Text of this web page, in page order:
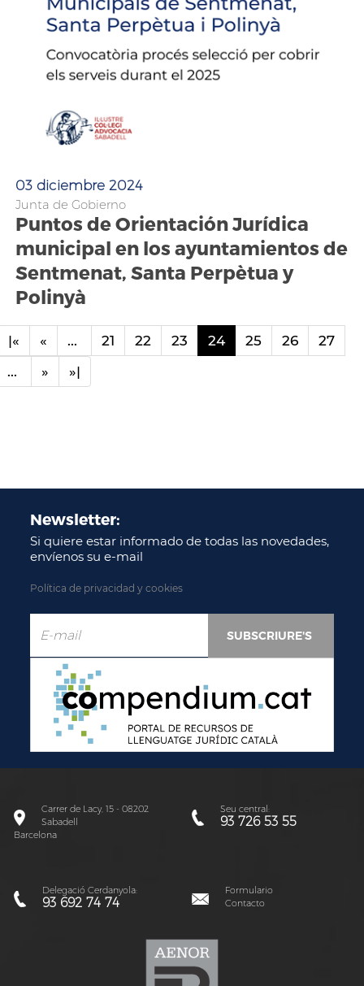
03 diciembre 2024
Junta de Gobierno
Puntos de Orientación Jurídica
municipal en los ayuntamientos de
Sentmenat, Santa Perpètua y
Polinyà
|« « ... 21 22 23 24 25 26
27
...
» »|
Newsletter:
Si quiere estar informado de todas las novedades,
envíenos su e-mail
Política de privacidad y cookies
Carrer de Lacy, 15 - 08202
Sabadell
Barcelona
Seu central:
93 726 53 55
Delegació Cerdanyola:
93 692 74 74
Formulario
Contacto